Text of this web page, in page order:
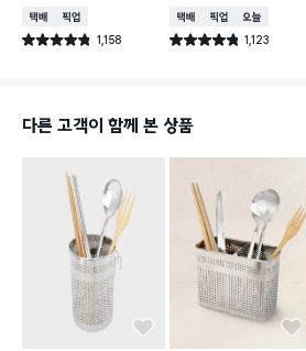
16.5 cm
택배배송매장픽업
별점 4.8점 1,158
건 작성
5 X 10 cm
택배배송매장픽업오늘배송
별점 4.8점 1,123
건 작성
다른 고객이 함께 본 상품